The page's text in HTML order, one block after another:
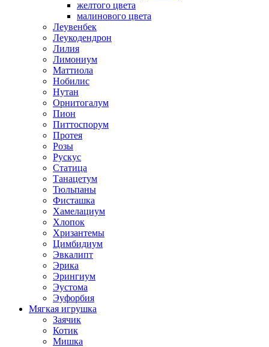
желтого цвета
малинового цвета
Леувенбек
Леукодендрон
Лилия
Лимониум
Маттиола
Нобилис
Нутан
Орнитогалум
Пион
Питтоспорум
Протея
Розы
Рускус
Статица
Танацетум
Тюльпаны
Фисташка
Хамелациум
Хлопок
Хризантемы
Цимбидиум
Эвкалипт
Эрика
Эрингиум
Эустома
Эуфорбия
Мягкая игрушка
Заячик
Котик
Мишка